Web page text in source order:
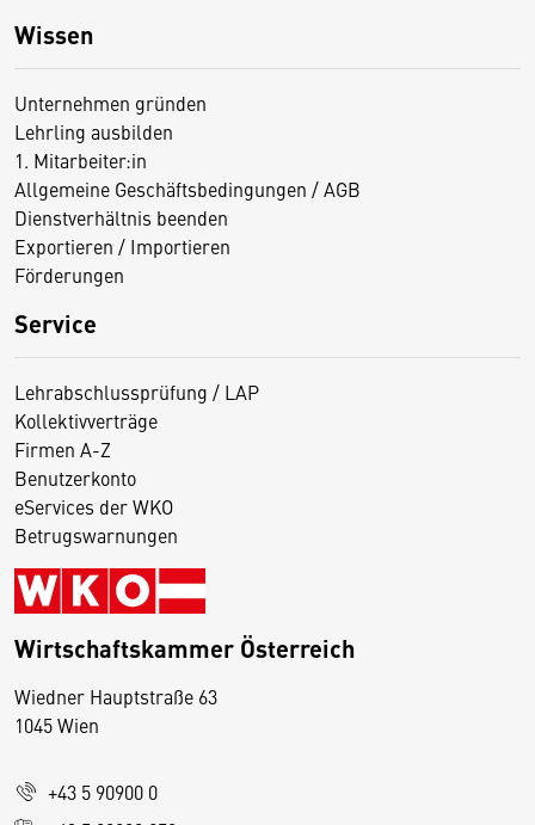
Wissen
Unternehmen gründen
Lehrling ausbilden
1. Mitarbeiter:in
Allgemeine Geschäftsbedingungen / AGB
Dienstverhältnis beenden
Exportieren / Importieren
Förderungen
Service
Lehrabschlussprüfung / LAP
Kollektivverträge
Firmen A-Z
Benutzerkonto
eServices der WKO
Betrugswarnungen
Wirtschaftskammer Österreich
Wiedner Hauptstraße 63
1045 Wien
+43 5 90900 0
D
s